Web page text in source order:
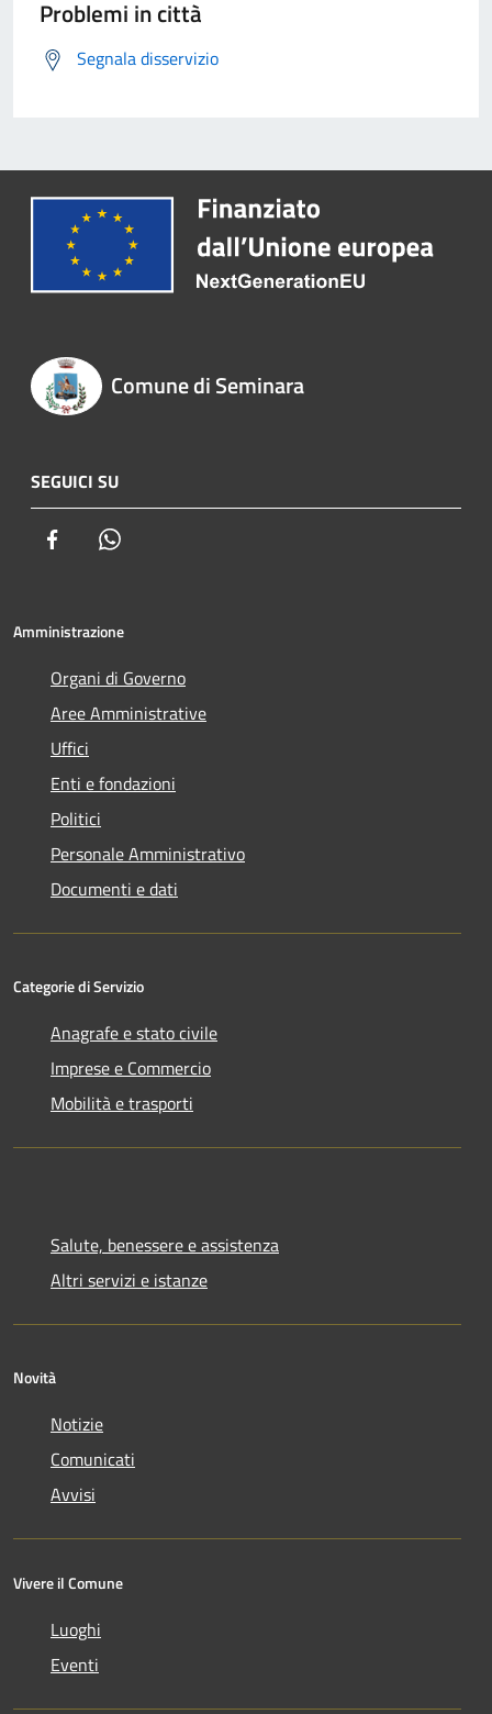
Problemi in città
Segnala disservizio
Comune di Seminara
SEGUICI SU
Facebook
Amministrazione
Organi di Governo
Aree Amministrative
Uffici
Enti e fondazioni
Politici
Personale Amministrativo
Documenti e dati
Categorie di Servizio
Anagrafe e stato civile
Imprese e Commercio
Mobilità e trasporti
Salute, benessere e assistenza
Altri servizi e istanze
Novità
Notizie
Comunicati
Avvisi
Vivere il Comune
Luoghi
Eventi